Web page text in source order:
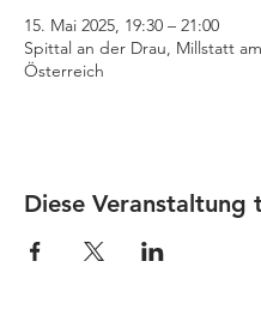
15. Mai 2025, 19:30 – 21:00
Spittal an der Drau, Millstatt
Österreich
Diese Veranstaltung